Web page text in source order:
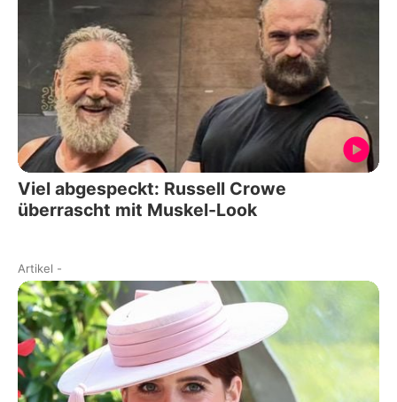
Viel abgespeckt: Russell Crowe
überrascht mit Muskel-Look
Artikel -